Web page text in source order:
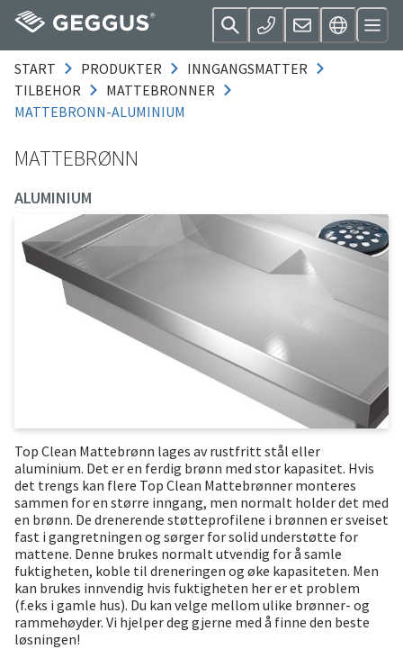
START PRODUKTER
INNGANGSMATTER
TILBEHOR
MATTEBRONNER
MATTEBRONN-ALUMINIUM
MATTEBRØNN
ALUMINIUM
Top Clean Mattebrønn lages av rustfritt stål eller
aluminium. Det er en ferdig brønn med stor kapasitet. Hvis
det trengs kan flere Top Clean Mattebrønner monteres
sammen for en større inngang, men normalt holder det med
en brønn. De drenerende støtteprofilene i brønnen er sveiset
fast i gangretningen og sørger for solid understøtte for
mattene. Denne brukes normalt utvendig for å samle
fuktigheten, koble til dreneringen og øke kapasiteten. Men
kan brukes innvendig hvis fuktigheten her er et problem
(f.eks i gamle hus). Du kan velge mellom ulike brønner- og
rammehøyder. Vi hjelper deg gjerne med å finne den beste
løsningen!